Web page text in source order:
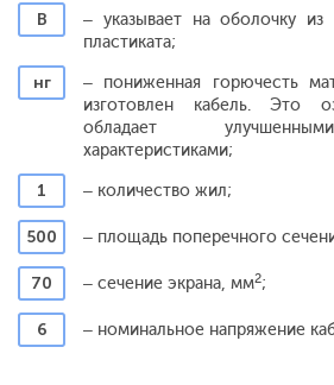
В
– указывает на оболочку из
пластиката;
нг
– пониженная горючесть
изготовлен кабель. Это
обладает
характеристиками;
1
– количество жил;
500 – площадь поперечного
70 – сечение экрана, мм2;
6 – номинальное напряжение